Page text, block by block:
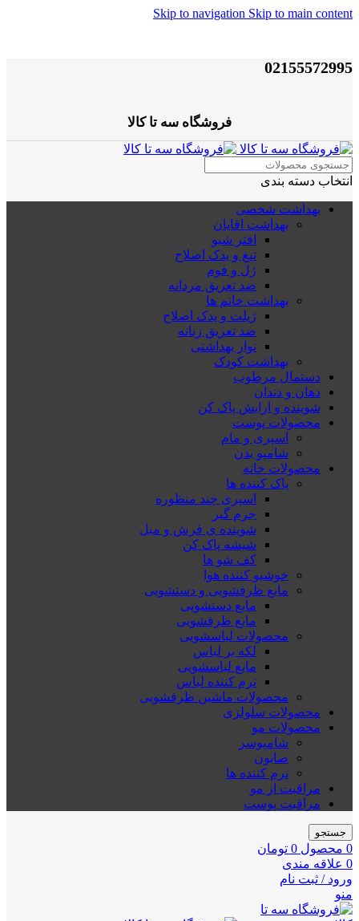
Skip to navigation Skip to main content
02155572995
فروشگاه سه تا کالا
انتخاب دسته بندی
بهداشت شخصی
بهداشت اقایان
افتر شیو
تیغ و یدک اصلاح
ژل و فوم
ضد تعریق مردانه
بهداشت خانم ها
ژیلت و یدک اصلاح
ضد تعریق زنانه
نوار بهداشتی
بهداشت کودک
دستمال مرطوب
دهان و دندان
شوینده و ارایش پاک کن
محصولات پوست
اسپری و مام
شامپو بدن
محصولات خانه
پاک کننده ها
اسپری چند منظوره
جرم گیر
شوینده ی فرش و مبل
شیشه پاک کن
کف شو ها
خوشبو کننده هوا
مایع ظرفشویی و دستشویی
مایع دستشویی
مایع ظرفشویی
محصولات لباسشویی
لکه بر لباس
مایع لباسشویی
نرم کننده لباس
محصولات ماشین ظرفشویی
محصولات سلولزی
محصولات مو
شامپوسر
صابون
نرم کننده ها
مراقبت از مو
مراقبت پوست
جستجو
0 محصول 0 تومان
0 علاقه مندی
ورود / ثبت نام
منو